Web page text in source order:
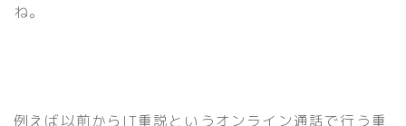
ね。
例えば以前から IT重説というオンライン通話で行う重